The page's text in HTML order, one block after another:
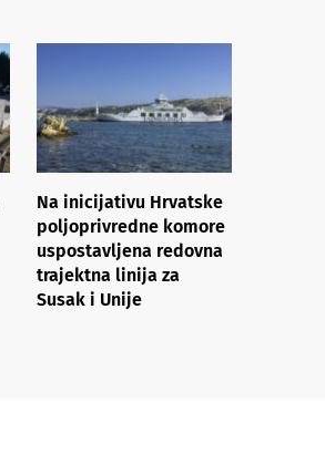
Na inicijativu Hrvatske
poljoprivredne komore
uspostavljena redovna
trajektna linija za
Susak i Unije